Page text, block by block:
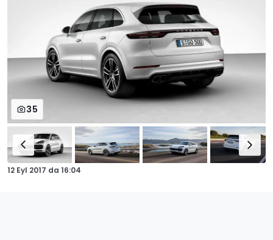
35
12 Eyl 2017 da 16:04